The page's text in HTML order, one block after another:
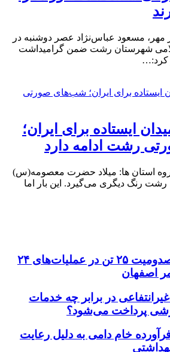
مهر، مسعود عباس‌نژاد عصر دوشنبه در
شهرستان رشت ضمن گرامیداشت
کرد:…
ایستاده برای ایران؛
رشت ادامه دارد
استان ها: میلاد حضرت معصومه(س)
رنگ دیگری می‌گیرد. این بار اما
فوت ۴ نفر و مصدومیت ۲۵ تن در عملیات‌های ۲۴
اصفهان
در برابر چه خدمات
پرداخت می‌شود؟
۴۵۰ تن فرآورده خام دامی به دلیل رعایت